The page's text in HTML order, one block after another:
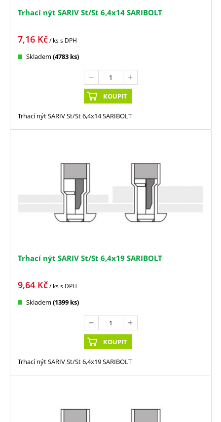
Trhací nýt SARIV St/St 6,4x14 SARIBOLT
7,16 Kč/ kss DPH
Skladem (4783 ks)
KOUPIT
Trhací nýt SARIV St/St 6,4x14 SARIBOLT
Trhací nýt SARIV St/St 6,4x19 SARIBOLT
9,64 Kč/ kss DPH
Skladem (1399 ks)
KOUPIT
Trhací nýt SARIV St/St 6,4x19 SARIBOLT